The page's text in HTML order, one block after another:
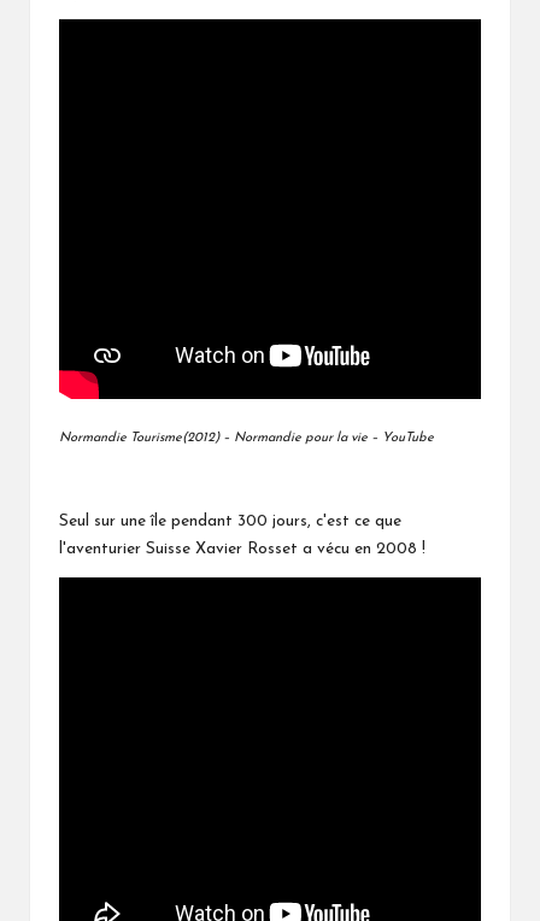
Normandie Tourisme(2012) – Normandie pour la vie – YouTube
Seul sur une île pendant 300 jours, c'est ce que
l'aventurier Suisse Xavier Rosset a vécu en 2008 !